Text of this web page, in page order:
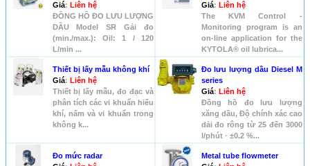
Giá: Liên hệ
ĐỒNG HỒ ĐO LƯU LƯỢNG
DẦU Model SR Gải đo
(min./max.): Oil: 1 / 120
L/min ...
Giá: Liên hệ
The KVM Control -
Monitoring program is an
on-line application for the
KYTOLA® oil lubrica...
Thiết bị lấy mẫu không khí
Giá: Liên hệ
Thiết bị lấy mẫu, đo đạc và
phân tích các vi khuẩn hiếu
khí, nấm và vi khuẩn trong
không k...
Đo lưu lượng dầu Diesel M
series
Giá: Liên hệ
Đồng hồ đo lưu lượng
xăng dầu, Độ chính xác cao
dải đo rông từ 25 đến 3000
l/phút · ±0.2 %...
Đo mức radar
Metal tube flowmeter